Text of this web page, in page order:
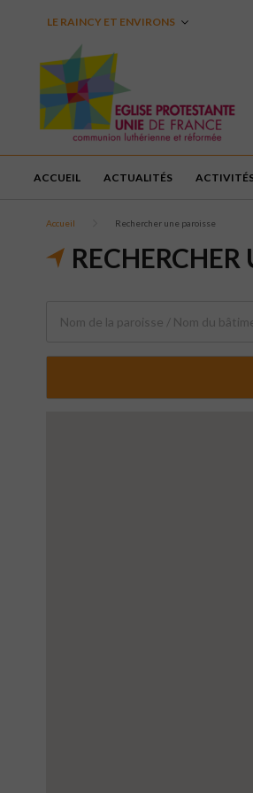
LE RAINCY ET ENVIRONS
ACCUEIL ACTUALITÉS
Accueil Rechercher une paroisse
RECHERCHER